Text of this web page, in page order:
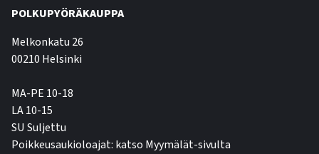
POLKUPYÖRÄKAUPPA
Melkonkatu 26
00210 Helsinki
MA-PE 10-18
LA 10-15
SU Suljettu
Poikkeusaukioloajat: katso Myymälät-sivulta